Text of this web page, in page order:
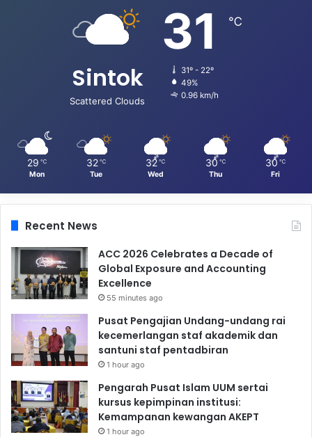
Sintok
Scattered Clouds
31 ℃
31º - 22º
49%
0.96 km/h
29 ℃
Mon
32 ℃
Tue
32 ℃
Wed
30 ℃
Thu
30 ℃
Fri
Recent News
ACC 2026 Celebrates a Decade of
Global Exposure and Accounting
Excellence
55 minutes ago
Pusat Pengajian Undang-undang rai
kecemerlangan staf akademik dan
santuni staf pentadbiran
1 hour ago
Pengarah Pusat Islam UUM sertai
kursus kepimpinan institusi:
Kemampanan kewangan AKEPT
1 hour ago